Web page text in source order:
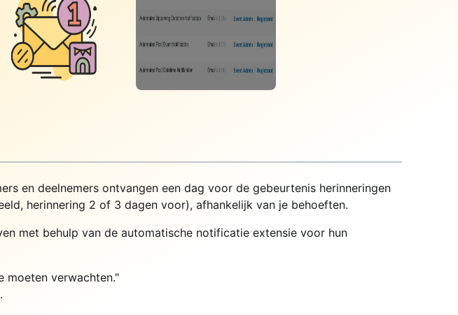
en deelnemers ontvangen een dag voor de gebeurtenis herinneringen
herinnering 2 of 3 dagen voor), afhankelijk van je behoeften.
met behulp van de automatische notificatie extensie voor hun
moeten verwachten."